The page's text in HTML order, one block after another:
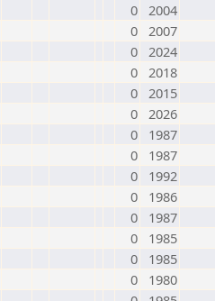
0 2004
0 2007
0 2024
0 2018
0 2015
0 2026
0
1987
0
1987
0
1992
0
1986
0
1987
0
1985
0
1985
0
1980